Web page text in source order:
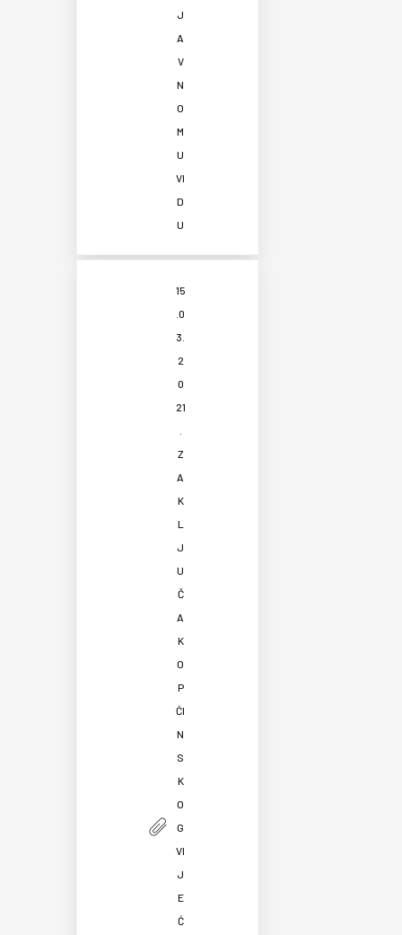
J
A
V
N
O
M
U
VI
D
U
15
.0
3.
2
0
21
Z
A
K
L
J
U
Č
A
K
O
P
ĆI
N
S
K
O
G
VI
J
E
Ć